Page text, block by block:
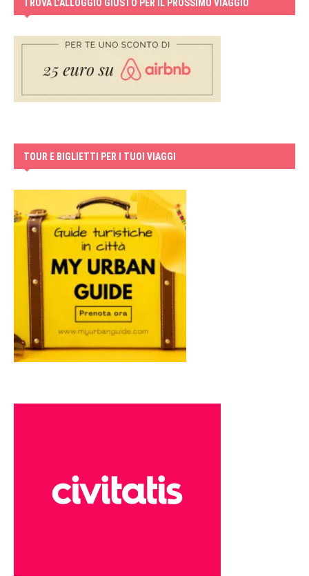
TROVA L’ALLOGGIO GIUSTO PER IL PROSSIMO VIAGGIO
TOUR E BIGLIETTI PER I TUOI VIAGGI